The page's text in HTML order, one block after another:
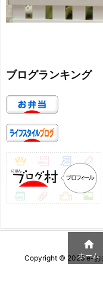
ブログランキング
Copyright © 2026 e-お

ホーム